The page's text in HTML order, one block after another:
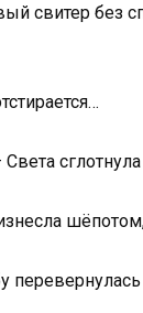
свитер без